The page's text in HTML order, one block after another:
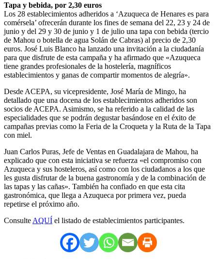
Tapa y bebida, por 2,30 euros
Los 28 establecimientos adheridos a ‘Azuqueca de Henares es para
comérsela’ ofrecerán durante los fines de semana del 22, 23 y 24 de
junio y del 29 y 30 de junio y 1 de julio una tapa con bebida (tercio
de Mahou o botella de agua Solán de Cabras) al precio de 2,30
euros. José Luis Blanco ha lanzado una invitación a la ciudadanía
para que disfrute de esta campaña y ha afirmado que «Azuqueca
tiene grandes profesionales de la hostelería, magníficos
establecimientos y ganas de compartir momentos de alegría».
Desde ACEPA, su vicepresidente, José María de Mingo, ha
detallado que una docena de los establecimientos adheridos son
socios de ACEPA. Asimismo, se ha referido a la calidad de las
especialidades que se podrán degustar basándose en el éxito de
campañas previas como la Feria de la Croqueta y la Ruta de la Tapa
con miel.
Juan Carlos Puras, Jefe de Ventas en Guadalajara de Mahou, ha
explicado que con esta iniciativa se refuerza «el compromiso con
Azuqueca y sus hosteleros, así como con los ciudadanos a los que
les gusta disfrutar de la buena gastronomía y de la combinación de
las tapas y las cañas». También ha confiado en que esta cita
gastronómica, que llega a Azuqueca por primera vez, pueda
repetirse el próximo año.
Consulte AQUÍ el listado de establecimientos participantes.